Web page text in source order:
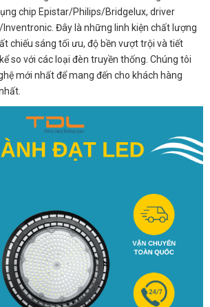
chip Epistar/Philips/Bridgelux, driver
Đây là những linh kiện chất lượng
chiếu sáng tối ưu, độ bền vượt trội và tiết
so với các loại đèn truyền thống. Chúng tôi
mới nhất để mang đến cho khách hàng